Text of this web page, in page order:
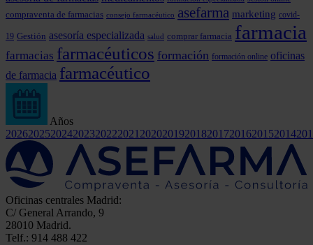
compraventa de farmacias consejo farmacéutico asefarma marketing covid-
19 Gestión asesoría especializada salud comprar farmacia farmacia
farmacias farmacéuticos formación formación online oficinas
de farmacia farmacéutico
Años
202620252024202320222021 2020201920182017201620152014
Oficinas centrales Madrid:
C/ General Arrando, 9
28010 Madrid.
Telf.: 914 488 422